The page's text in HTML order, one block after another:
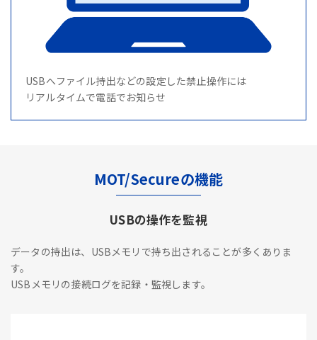
USBへファイル持出などの設定した禁止操作には
リアルタイムで電話でお知らせ
MOT/Secureの機能
USBの操作を監視
データの持出は、USBメモリで持ち出されることが多くありま
す。
USBメモリの接続ログを記録・監視します。